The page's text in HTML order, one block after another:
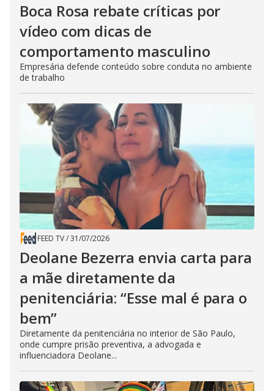
Boca Rosa rebate críticas por
vídeo com dicas de
comportamento masculino
Empresária defende conteúdo sobre conduta no ambiente
de trabalho
FEED TV/31/07/2026
Deolane Bezerra envia carta para
a mãe diretamente da
penitenciária: “Esse mal é para o
bem”
Diretamente da penitenciária no interior de São Paulo,
onde cumpre prisão preventiva, a advogada e
influenciadora Deolane...